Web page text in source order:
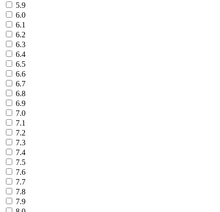
5.9
6.0
6.1
6.2
6.3
6.4
6.5
6.6
6.7
6.8
6.9
7.0
7.1
7.2
7.3
7.4
7.5
7.6
7.7
7.8
7.9